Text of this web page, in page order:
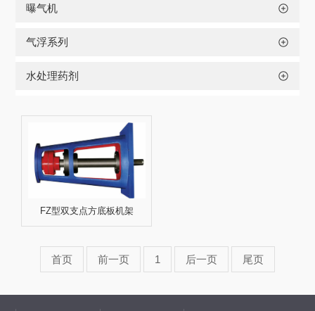
曝气机
气浮系列
水处理药剂
FZ型双支点方底板机架
首页 前一页 1 后一页 尾页